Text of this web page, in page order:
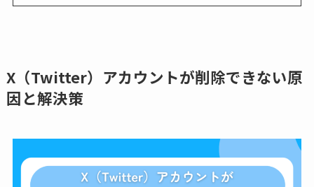
X（Twitter）アカウントが削除できない原
因と解決策